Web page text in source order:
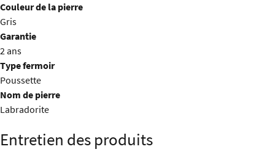
Couleur de la pierre
Gris
Garantie
2 ans
Type fermoir
Poussette
Nom de pierre
Labradorite
Entretien des produits